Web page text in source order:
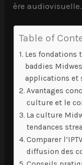
ère audiovisuelle.
Table of
Les fondations
baddies
applications et
Avantages
culture et le
La culture
tendances
Comparer
diffusion des